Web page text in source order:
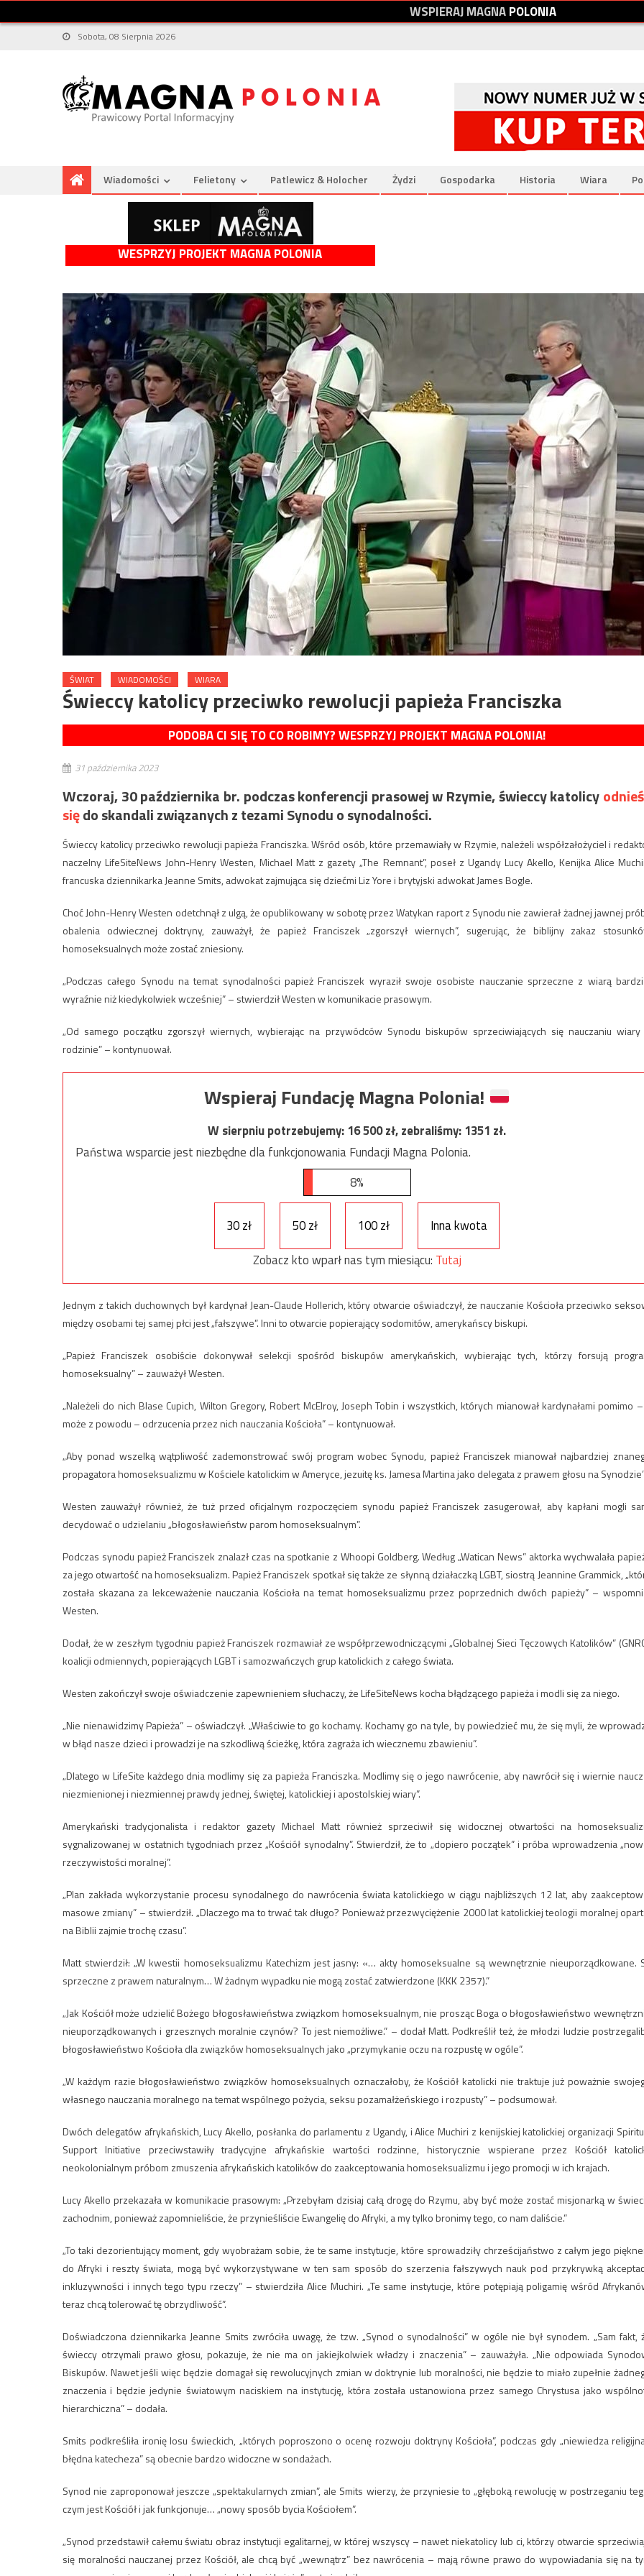
WSPIERAJMAGNAPOLONIA
Sobota, 08 Sierpnia 2026
Wiadomości Felietony Patlewicz & Holocher Żydzi Gospodarka Historia Wiara
WESPRZYJ PROJEKT MAGNA POLONIA
ŚWIAT WIADOMOŚCI WIARA
Świeccy katolicy przeciwko rewolucji papieża Franciszka
PODOBA CI SIĘ TO CO ROBIMY? WESPRZYJ PROJEKT MAGNA POLONIA!
31 października 2023
Wczoraj, 30 października br. podczas konferencji prasowej w Rzymie, świeccy katolicy
siędo skandali związanych z tezami Synodu o synodalności.
Świeccy katolicy przeciwko rewolucji papieża Franciszka. Wśród osób, które przemawiały w Rzymie, należeli współzałożyciel i
naczelny LifeSiteNews John-Henry Westen, Michael Matt z gazety „The Remnant”, poseł z Ugandy Lucy Akello, Kenijka Alice
francuska dziennikarka Jeanne Smits, adwokat zajmująca się dziećmi Liz Yore i brytyjski adwokat James Bogle.
Choć John-Henry Westen odetchnął z ulgą, że opublikowany w sobotę przez Watykan raport z Synodu nie zawierał żadnej jawnej
obalenia odwiecznej doktryny, zauważył, że papież Franciszek „zgorszył wiernych”, sugerując, że biblijny zakaz
homoseksualnych może zostać zniesiony.
„Podczas całego Synodu na temat synodalności papież Franciszek wyraził swoje osobiste nauczanie sprzeczne z wiarą
wyraźnie niż kiedykolwiek wcześniej” – stwierdził Westen w komunikacie prasowym.
„Od samego początku zgorszył wiernych, wybierając na przywódców Synodu biskupów sprzeciwiających się nauczaniu
rodzinie” – kontynuował.
Wspieraj Fundację Magna Polonia!
W sierpniu potrzebujemy:16 500zł, zebraliśmy:1351 zł.
Państwa wsparcie jest niezbędne dla funkcjonowania Fundacji Magna Polonia.
8%
30 zł 50 zł 100 zł
Inna kwota
Zobacz kto wparł nas tym miesiącu: Tutaj
Jednym z takich duchownych był kardynał Jean-Claude Hollerich, który otwarcie oświadczył, że nauczanie Kościoła przeciwko
między osobami tej samej płci jest „fałszywe”. Inni to otwarcie popierający sodomitów, amerykańscy biskupi.
„Papież Franciszek osobiście dokonywał selekcji spośród biskupów amerykańskich, wybierając tych, którzy forsują
homoseksualny” – zauważył Westen.
„Należeli do nich Blase Cupich, Wilton Gregory, Robert McElroy, Joseph Tobin i wszystkich, których mianował kardynałami pomimo
może z powodu – odrzucenia przez nich nauczania Kościoła” – kontynuował.
„Aby ponad wszelką wątpliwość zademonstrować swój program wobec Synodu, papież Franciszek mianował najbardziej
propagatora homoseksualizmu w Kościele katolickim w Ameryce, jezuitę ks. Jamesa Martina jako delegata z prawem głosu na
Westen zauważył również, że tuż przed oficjalnym rozpoczęciem synodu papież Franciszek zasugerował, aby kapłani mogli
decydować o udzielaniu „błogosławieństw parom homoseksualnym”.
Podczas synodu papież Franciszek znalazł czas na spotkanie z Whoopi Goldberg. Według „Watican News” aktorka wychwalała
za jego otwartość na homoseksualizm. Papież Franciszek spotkał się także ze słynną działaczką LGBT, siostrą Jeannine Grammick,
została skazana za lekceważenie nauczania Kościoła na temat homoseksualizmu przez poprzednich dwóch papieży” –
Westen.
Dodał, że w zeszłym tygodniu papież Franciszek rozmawiał ze współprzewodniczącymi „Globalnej Sieci Tęczowych Katolików”
koalicji odmiennych, popierających LGBT i samozwańczych grup katolickich z całego świata.
Westen zakończył swoje oświadczenie zapewnieniem słuchaczy, że LifeSiteNews kocha błądzącego papieża i modli się za niego.
„Nie nienawidzimy Papieża” – oświadczył. „Właściwie to go kochamy. Kochamy go na tyle, by powiedzieć mu, że się myli, że
w błąd nasze dzieci i prowadzi je na szkodliwą ścieżkę, która zagraża ich wiecznemu zbawieniu”.
„Dlatego w LifeSite każdego dnia modlimy się za papieża Franciszka. Modlimy się o jego nawrócenie, aby nawrócił się i wiernie
niezmienionej i niezmiennej prawdy jednej, świętej, katolickiej i apostolskiej wiary”.
Amerykański tradycjonalista i redaktor gazety Michael Matt również sprzeciwił się widocznej otwartości na
sygnalizowanej w ostatnich tygodniach przez „Kościół synodalny”. Stwierdził, że to „dopiero początek” i próba wprowadzenia
rzeczywistości moralnej”.
„Plan zakłada wykorzystanie procesu synodalnego do nawrócenia świata katolickiego w ciągu najbliższych 12 lat, aby
masowe zmiany” – stwierdził. „Dlaczego ma to trwać tak długo? Ponieważ przezwyciężenie 2000 lat katolickiej teologii moralnej
na Biblii zajmie trochę czasu”.
Matt stwierdził: „W kwestii homoseksualizmu Katechizm jest jasny: «… akty homoseksualne są wewnętrznie nieuporządkowane.
sprzeczne z prawem naturalnym… W żadnym wypadku nie mogą zostać zatwierdzone (KKK 2357).”
„Jak Kościół może udzielić Bożego błogosławieństwa związkom homoseksualnym, nie prosząc Boga o błogosławieństwo
nieuporządkowanych i grzesznych moralnie czynów? To jest niemożliwe.” – dodał Matt. Podkreślił też, że młodzi ludzie
błogosławieństwo Kościoła dla związków homoseksualnych jako „przymykanie oczu na rozpustę w ogóle”.
„W każdym razie błogosławieństwo związków homoseksualnych oznaczałoby, że Kościół katolicki nie traktuje już poważnie
własnego nauczania moralnego na temat wspólnego pożycia, seksu pozamałżeńskiego i rozpusty” – podsumował.
Dwóch delegatów afrykańskich, Lucy Akello, posłanka do parlamentu z Ugandy, i Alice Muchiri z kenijskiej katolickiej organizacji
Support Initiative przeciwstawiły tradycyjne afrykańskie wartości rodzinne, historycznie wspierane przez Kościół
neokolonialnym próbom zmuszenia afrykańskich katolików do zaakceptowania homoseksualizmu i jego promocji w ich krajach.
Lucy Akello przekazała w komunikacie prasowym: „Przebyłam dzisiaj całą drogę do Rzymu, aby być może zostać misjonarką w
zachodnim, ponieważ zapomnieliście, że przynieśliście Ewangelię do Afryki, a my tylko bronimy tego, co nam daliście.”
„To taki dezorientujący moment, gdy wyobrażam sobie, że te same instytucje, które sprowadziły chrześcijaństwo z całym jego
do Afryki i reszty świata, mogą być wykorzystywane w ten sam sposób do szerzenia fałszywych nauk pod przykrywką
inkluzywności i innych tego typu rzeczy” – stwierdziła Alice Muchiri. „Te same instytucje, które potępiają poligamię wśród
teraz chcą tolerować tę obrzydliwość”.
Doświadczona dziennikarka Jeanne Smits zwróciła uwagę, że tzw. „Synod o synodalności” w ogóle nie był synodem. „Sam fakt,
świeccy otrzymali prawo głosu, pokazuje, że nie ma on jakiejkolwiek władzy i znaczenia” – zauważyła. „Nie odpowiada
Biskupów. Nawet jeśli więc będzie domagał się rewolucyjnych zmian w doktrynie lub moralności, nie będzie to miało zupełnie
znaczenia i będzie jedynie światowym naciskiem na instytucję, która została ustanowiona przez samego Chrystusa jako
hierarchiczna” – dodała.
Smits podkreśliła ironię losu świeckich, „których poproszono o ocenę rozwoju doktryny Kościoła”, podczas gdy „niewiedza
błędna katecheza” są obecnie bardzo widoczne w sondażach.
Synod nie zaproponował jeszcze „spektakularnych zmian”, ale Smits wierzy, że przyniesie to „głęboką rewolucję w postrzeganiu
czym jest Kościół i jak funkcjonuje… „nowy sposób bycia Kościołem”.
„Synod przedstawił całemu światu obraz instytucji egalitarnej, w której wszyscy – nawet niekatolicy lub ci, którzy otwarcie
się moralności nauczanej przez Kościół, ale chcą być „wewnątrz” bez nawrócenia – mają równe prawo do wypowiadania się na